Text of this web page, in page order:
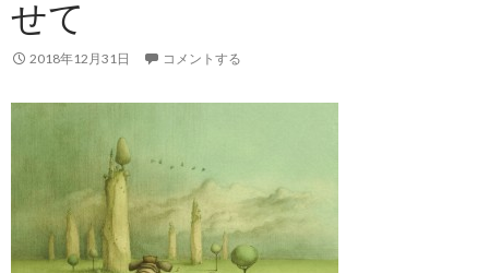
せて
2018年12月31日 コメントする